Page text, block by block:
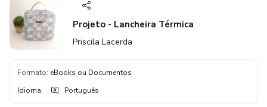
Projeto - Lancheira Térmica
Priscila Lacerda
Formato: eBooks ou Documentos
Idioma: Português